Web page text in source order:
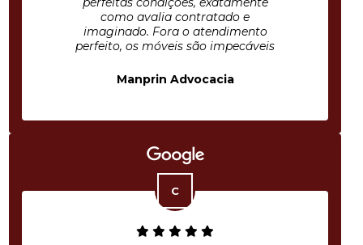
como avalia contratado e
imaginado. Fora o atendimento
perfeito, os móveis são impecáveis
Manprin Advocacia